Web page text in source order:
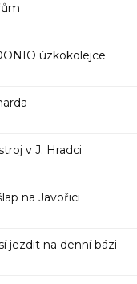
úzkokolejce
v J. Hradci
na Javořici
jezdit na denní bázi